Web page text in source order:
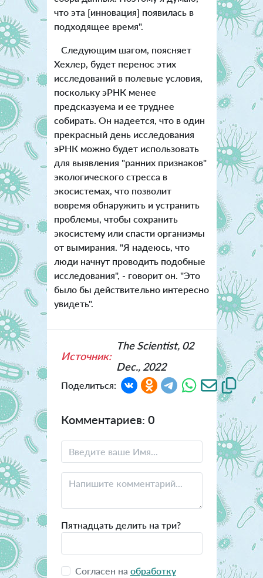
что эта [инновация] появилась в
подходящее время".
Следующим шагом, поясняет
Хехлер, будет перенос этих
исследований в полевые условия,
поскольку эРНК менее
предсказуема и ее труднее
собирать. Он надеется, что в один
прекрасный день исследования
эРНК можно будет использовать
для выявления "ранних признаков"
экологического стресса в
экосистемах, что позволит
вовремя обнаружить и устранить
проблемы, чтобы сохранить
экосистему или спасти организмы
от вымирания. "Я надеюсь, что
люди начнут проводить подобные
исследования", - говорит он. "Это
было бы действительно интересно
увидеть".
Источник:
The Scientist, 02
Dec., 2022
Поделиться:
Комментариев: 0
Пятнадцать делить на три?
Согласен на обработку